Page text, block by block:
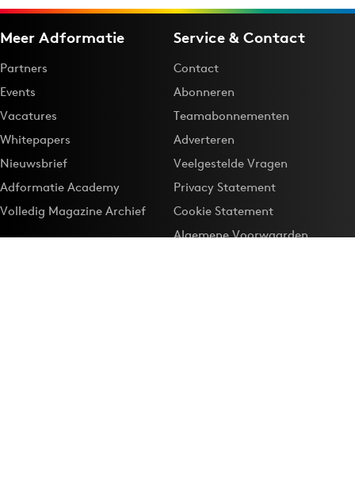
Meer Adformatie
Partners
Events
Vacatures
Whitepapers
Nieuwsbrief
Adformatie Academy
Volledig Magazine Archief
Service & Contact
Contact
Abonneren
Teamabonnementen
Adverteren
Veelgestelde Vragen
Privacy Statement
Cookie Statement
Algemene Voorwaarden